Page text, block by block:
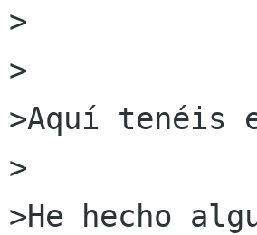
>
>
>Aquí tenéis
>
>He hecho